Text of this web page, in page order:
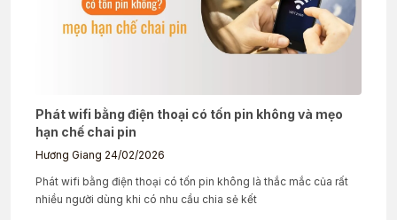
Phát wifi bằng điện thoại có tốn pin không và mẹo
hạn chế chai pin
Hương Giang 24/02/2026
Phát wifi bằng điện thoại có tốn pin không là thắc mắc của rất
nhiều người dùng khi có nhu cầu chia sẻ kết